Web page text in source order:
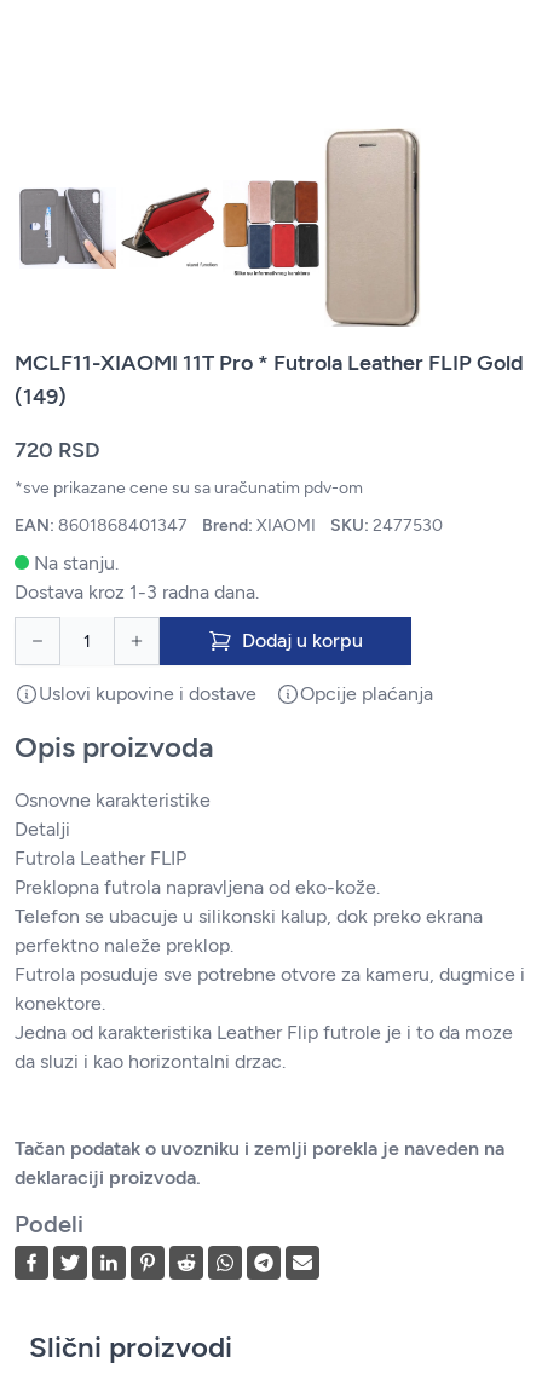
MCLF11-XIAOMI 11T Pro * Futrola Leather FLIP Gold
(149)
720 RSD
*sve prikazane cene su sa uračunatim pdv-om
EAN: 8601868401347 Brend: XIAOMI SKU: 2477530
Na stanju.
Dostava kroz 1-3 radna dana.
Dodaj u korpu
Uslovi kupovine i dostave Opcije plaćanja
Opis proizvoda
Osnovne karakteristike
Detalji
Futrola Leather FLIP
Preklopna futrola napravljena od eko-kože.
Telefon se ubacuje u silikonski kalup, dok preko ekrana
perfektno naleže preklop.
Futrola posuduje sve potrebne otvore za kameru, dugmice i
konektore.
Jedna od karakteristika Leather Flip futrole je i to da moze
da sluzi i kao horizontalni drzac.
Tačan podatak o uvozniku i zemlji porekla je naveden na
deklaraciji proizvoda.
Podeli
Slični proizvodi